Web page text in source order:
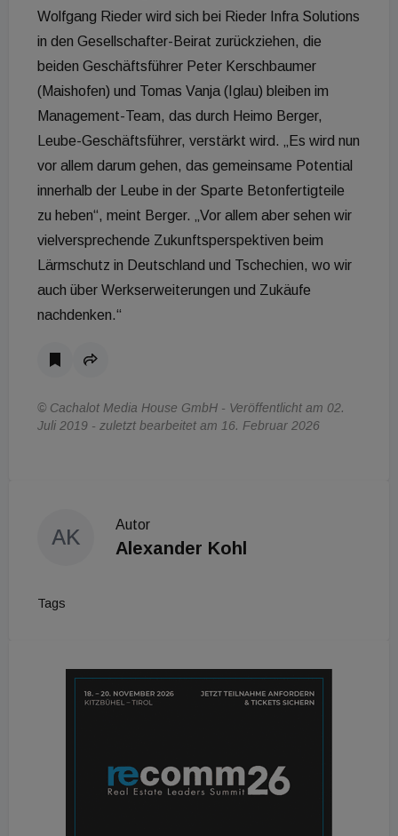
Wolfgang Rieder wird sich bei Rieder Infra Solutions
in den Gesellschafter-Beirat zurückziehen, die
beiden Geschäftsführer Peter Kerschbaumer
(Maishofen) und Tomas Vanja (Iglau) bleiben im
Management-Team, das durch Heimo Berger,
Leube-Geschäftsführer, verstärkt wird. „Es wird nun
vor allem darum gehen, das gemeinsame Potential
innerhalb der Leube in der Sparte Betonfertigteile
zu heben“, meint Berger. „Vor allem aber sehen wir
vielversprechende Zukunftsperspektiven beim
Lärmschutz in Deutschland und Tschechien, wo wir
auch über Werkserweiterungen und Zukäufe
nachdenken.“
© Cachalot Media House GmbH - Veröffentlicht am 02.
Juli 2019 - zuletzt bearbeitet am 16. Februar 2026
AK
Autor
Alexander Kohl
Tags